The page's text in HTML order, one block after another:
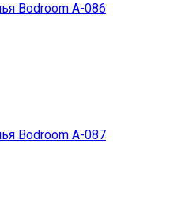
Bodroom A-086
Bodroom A-087